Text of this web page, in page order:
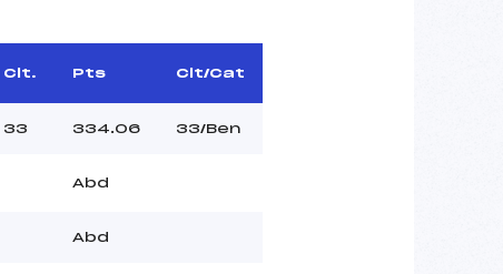
Clt. Pts Clt/Cat
33 334.06 33/Ben
Abd
Abd